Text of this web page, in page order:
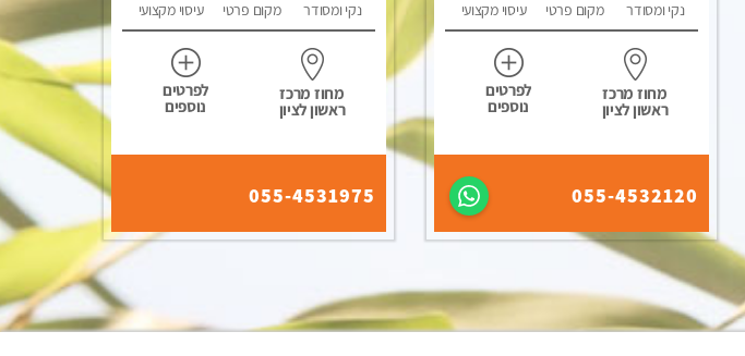
נקי ומסודר מקום פרטי עיסוי מקצועי
מחוז מרכז
ראשון לציון
לפרטים
נוספים
055-4532120
נקי ומסודר מקום פרטי עיסוי מקצועי
מחוז מרכז
ראשון לציון
לפרטים
נוספים
055-4531975